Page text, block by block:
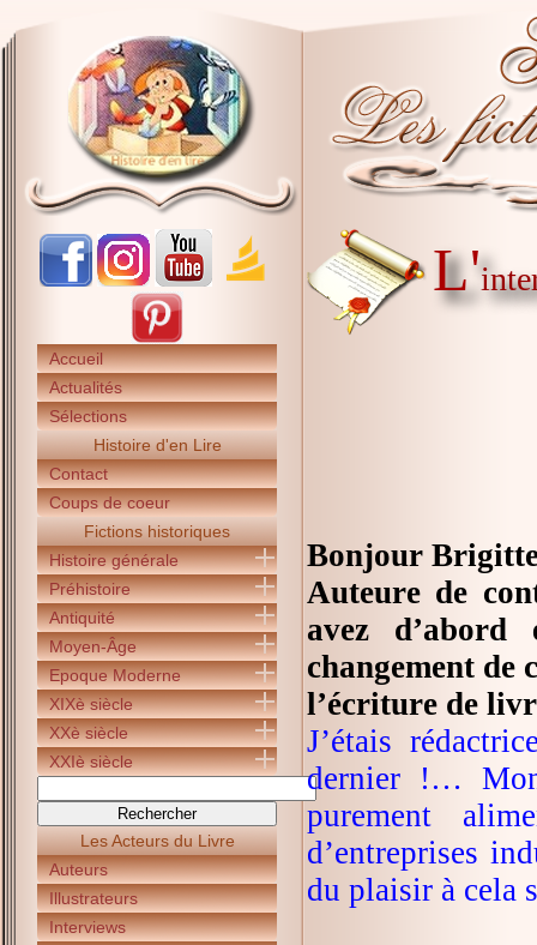
Accueil
Actualités
Sélections
Histoire d'en Lire
Contact
Coups de coeur
Fictions historiques
Histoire générale
Préhistoire
Antiquité
Moyen-Âge
Epoque Moderne
XIXè siècle
XXè siècle
XXIè siècle
Les Acteurs du Livre
Auteurs
Illustrateurs
Interviews
L'
Bonjour
Auteure de
avez d’abord
changement de
l’écriture de
J’étais
dernier !…
purement
d’entreprises
du plaisir à cela